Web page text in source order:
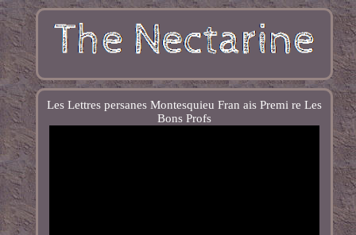
Les Lettres persanes Montesquieu Fran ais Premi re Les
Bons Profs